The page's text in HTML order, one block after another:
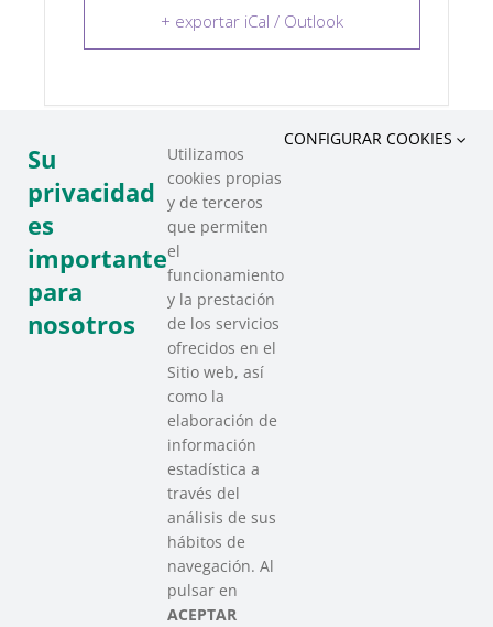
+ exportar iCal / Outlook
COMPARTIR ESTE EVENTO
SAREEN SAREA
Asociación que agrupa a las redes
del Tercer Sector Social en Euskadi
Su
privacidad
es
importante
para
nosotros
Utilizamos
cookies propias
y de terceros
que permiten
el
funcionamiento
y la prestación
de los servicios
ofrecidos en el
Sitio web, así
como la
elaboración de
información
estadística a
través del
análisis de sus
hábitos de
navegación. Al
pulsar en
ACEPTAR
CONFIGURAR COOKIES